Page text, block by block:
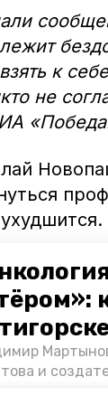
и
к
не
16-20
у
—